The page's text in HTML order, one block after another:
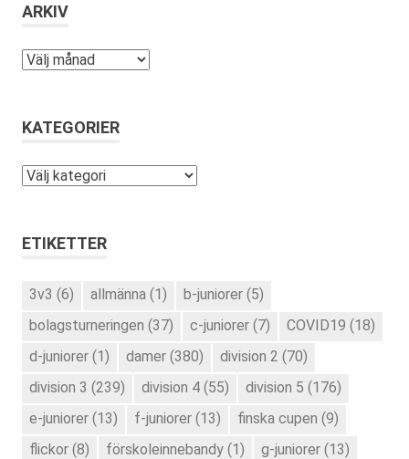
ARKIV
Arkiv
KATEGORIER
Kategorier
ETIKETTER
3v3 (6) allmänna (1) b-juniorer (5)
bolagsturneringen (37) c-juniorer (7) COVID19 (18)
d-juniorer (1) damer (380) division 2 (70)
division 3 (239) division 4 (55) division 5 (176)
e-juniorer (13) f-juniorer (13) finska cupen (9)
flickor (8) förskoleinnebandy (1) g-juniorer (13)